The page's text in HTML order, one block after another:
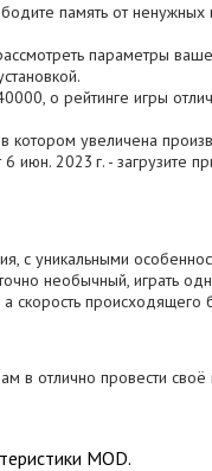
память от
параметры
о рейтинге игры
увеличена
2023 г. - загрузите
с уникальными
необычный, играть
происходящего
в отлично провести
MOD.